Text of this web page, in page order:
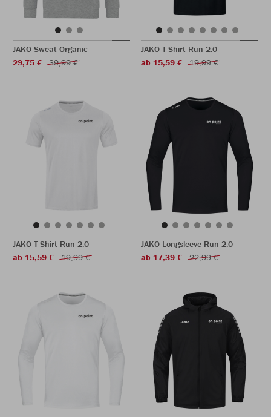
JAKO Sweat Organic
29,75 €
39,99 €
JAKO T-Shirt Run 2.0
ab 15,59 €
19,99 €
JAKO T-Shirt Run 2.0
ab 15,59 €
19,99 €
JAKO Longsleeve Run 2.0
ab 17,39 €
22,99 €